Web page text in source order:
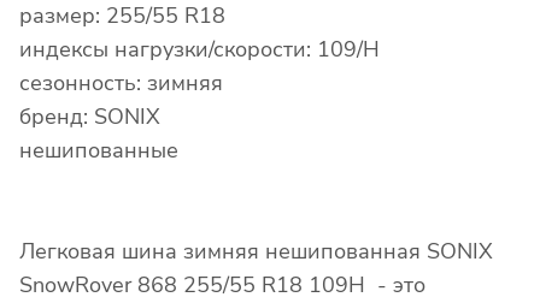
размер: 255/55 R18
индексы нагрузки/скорости: 109/H
сезонность: зимняя
бренд: SONIX
нешипованные
Легковая шина зимняя нешипованная SONIX
SnowRover 868 255/55 R18 109H - это